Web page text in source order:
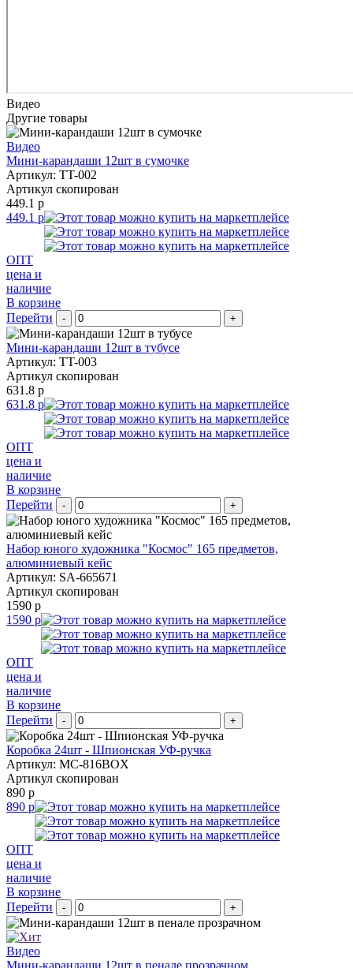
Видео
Другие товары
Видео
Мини-карандаши 12шт в сумочке
Артикул: TT-002
Артикул скопирован
449.1 р
449.1 р
ОПТ
цена и
наличие
В корзине
Перейти
- +
Мини-карандаши 12шт в тубусе
Артикул: TT-003
Артикул скопирован
631.8 р
631.8 р
ОПТ
цена и
наличие
В корзине
Перейти
- +
Набор юного художника "Космос" 165 предметов,
алюминиевый кейс
Артикул: SA-665671
Артикул скопирован
1590 р
1590 р
ОПТ
цена и
наличие
В корзине
Перейти
- +
Коробка 24шт - Шпионская УФ-ручка
Артикул: MC-816BOX
Артикул скопирован
890 р
890 р
ОПТ
цена и
наличие
В корзине
Перейти
- +
Видео